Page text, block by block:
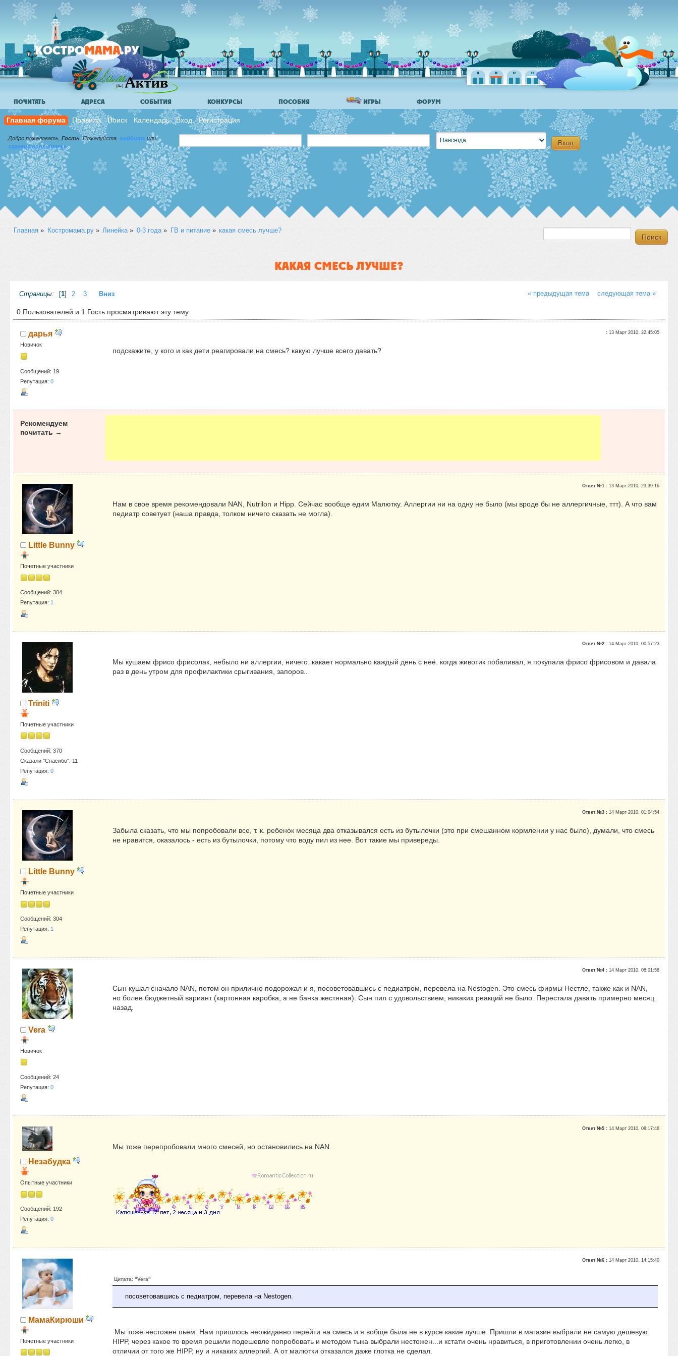
ПОЧИТАТЬ АДРЕСА СОБЫТИЯ КОНКУРСЫ ПОСОБИЯ ИГРЫ ФОРУМ
Главная форума Правила Поиск Календарь Вход Регистрация
Добро пожаловать,Гость. Пожалуйста, войдите или
зарегистрируйтесь.
Главная » Костромама.ру» Линейка» 0-3 года» ГВ и питание» какая смесь лучше?
КАКАЯ СМЕСЬ ЛУЧШЕ?
« предыдущая тема следующая тема »
Страницы: 1 2 3 Вниз
0 Пользователей и 1 Гость просматривают эту тему.
дарья
Новичок
Сообщений: 19
Репутация: 0
:13 Март 2010, 22:45:05
подскажите, у кого и как дети реагировали на смесь? какую лучше всего давать?
Рекомендуем
почитать →
Little Bunny
Почетные участники
Сообщений: 304
Репутация: 1
Ответ №1 :13 Март 2010, 23:39:16
Нам в свое время рекомендовали NAN, Nutrilon и Hipp. Сейчас вообще едим Малютку. Аллергии ни на одну не было (мы вроде бы не аллергичные, ттт). А что вам
педиатр советует (наша правда, толком ничего сказать не могла).
Triniti
Почетные участники
Сообщений: 370
Сказали "Спасибо": 11
Репутация: 0
Ответ №2 :14 Март 2010, 00:57:23
Мы кушаем фрисо фрисолак, небыло ни аллергии, ничего. какает нормально каждый день с неё. когда животик побаливал, я покупала фрисо фрисовом и давала
раз в день утром для профилактики срыгивания, запоров..
Little Bunny
Почетные участники
Сообщений: 304
Репутация: 1
Ответ №3 :14 Март 2010, 01:04:54
Забыла сказать, что мы попробовали все, т. к. ребенок месяца два отказывался есть из бутылочки (это при смешанном кормлении у нас было), думали, что смесь
не нравится, оказалось - есть из бутылочки, потому что воду пил из нее. Вот такие мы привереды.
Vera
Новичок
Сообщений: 24
Репутация: 0
Ответ №4 :14 Март 2010, 08:01:58
Сын кушал сначало NAN, потом он прилично подорожал и я, посоветовавшись с педиатром, перевела на Nestogen. Это смесь фирмы Нестле, также как и NAN,
но более бюджетный вариант (картонная каробка, а не банка жестяная). Сын пил с удовольствием, никаких реакций не было. Перестала давать примерно месяц
назад.
Незабудка
Опытные участники
Сообщений: 192
Репутация: 0
Ответ №5 :14 Март 2010, 08:17:46
Мы тоже перепробовали много смесей, но остановились на NAN.
МамаКирюши
Почетные участники
Ответ №6 :14 Март 2010, 14:15:40
Цитата: "Vera"
посоветовавшись с педиатром, перевела на Nestogen.
Мы тоже нестожен пьем. Нам пришлось неожиданно перейти на смесь и я вобще была не в курсе какие лучше. Пришли в магазин выбрали не самую дешевую
HIPP, через какое то время решили подешевле попробовать и методом тыка выбрали нестожен...и кстати очень нравиться, в приготовлении очень легко, в
отличии от того же HIPP, ну и никаких аллергий. А от малютки отказался даже глотка не сделал.